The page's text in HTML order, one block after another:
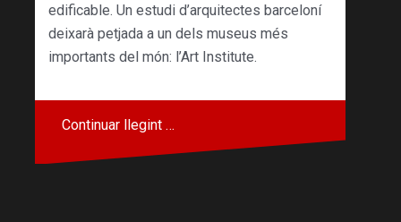
edificable. Un estudi d’arquitectes barceloní
deixarà petjada a un dels museus més
importants del món: l’Art Institute.
Continuar llegint …